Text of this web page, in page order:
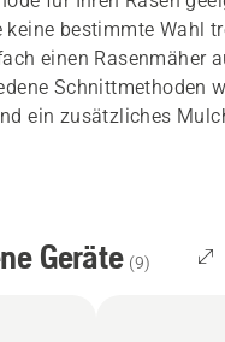
keine bestimmte Wahl
einen Rasenmäher
Schnittmethoden
ein zusätzliches
Geräte (9)